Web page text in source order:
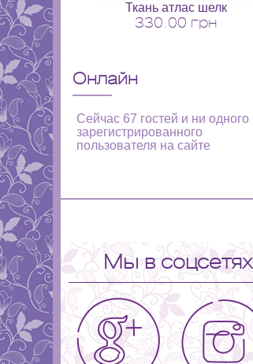
Ткань атлас шелк
330.00 грн
Онлайн
Сейчас 67 гостей и ни одного
зарегистрированного
пользователя на сайте
Мы в соцсетях